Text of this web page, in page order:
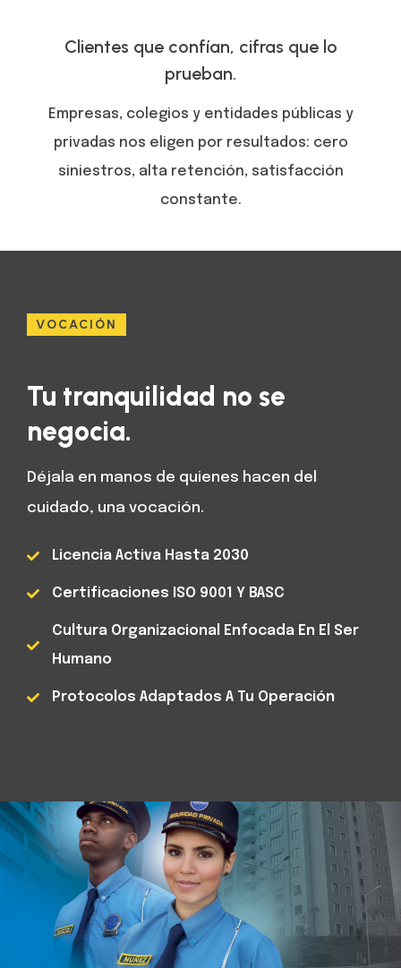
Clientes que confían, cifras que lo
prueban.
Empresas, colegios y entidades públicas y
privadas nos eligen por resultados: cero
siniestros, alta retención, satisfacción
constante.
VOCACIÓN
Tu tranquilidad no se
negocia.
Déjala en manos de quienes hacen del
cuidado, una vocación.
Licencia Activa Hasta 2030
Certificaciones ISO 9001 Y BASC
Cultura Organizacional Enfocada En El Ser
Humano
Protocolos Adaptados A Tu Operación